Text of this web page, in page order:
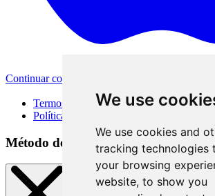
We use
We use cookies and
tracking technologies
your browsing
website, to show you
Continuar com a Apple
Termos de Uso
Política de Privacidade
Método de acesso